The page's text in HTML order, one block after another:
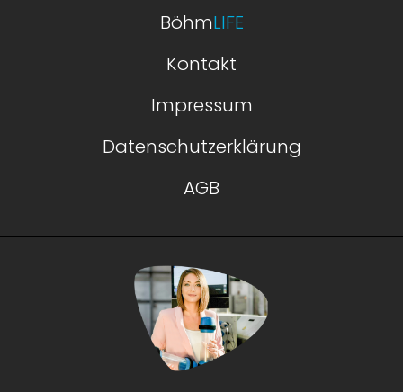
BöhmLIFE
Kontakt
Impressum
Datenschutzerklärung
AGB